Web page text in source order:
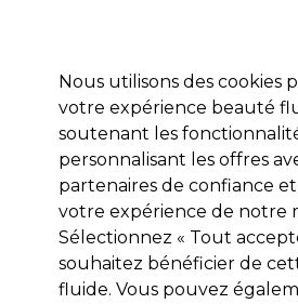
Marques Bons plans Coiffure
Livraison et
lire la suite
Saiza
Saiza Ciseaux Offset
Nous utilisons des cookies
votre expérience beauté
soutenant les
personnalisant les offres
partenaires de confiance
votre expérience de notre
Sélectionnez « Tout
souhaitez bénéficier de
fluide. Vous pouvez